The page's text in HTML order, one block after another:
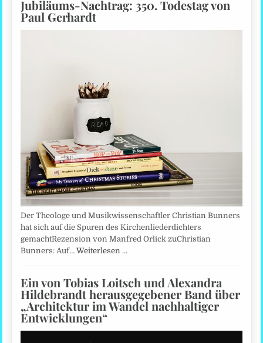
Jubiläums-Nachtrag: 350. Todestag von
Paul Gerhardt
Der Theologe und Musikwissenschaftler Christian Bunners
hat sich auf die Spuren des Kirchenliederdichters
gemachtRezension von Manfred Orlick zuChristian
Bunners: Auf…Weiterlesen …
Ein von Tobias Loitsch und Alexandra
Hildebrandt herausgegebener Band über
„Architektur im Wandel nachhaltiger
Entwicklungen“